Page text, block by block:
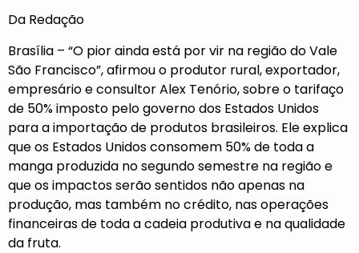
Da Redação
Brasília – “O pior ainda está por vir na região do Vale
São Francisco”, afirmou o produtor rural, exportador,
empresário e consultor Alex Tenório, sobre o tarifaço
de 50% imposto pelo governo dos Estados Unidos
para a importação de produtos brasileiros. Ele explica
que os Estados Unidos consomem 50% de toda a
manga produzida no segundo semestre na região e
que os impactos serão sentidos não apenas na
produção, mas também no crédito, nas operações
financeiras de toda a cadeia produtiva e na qualidade
da fruta.